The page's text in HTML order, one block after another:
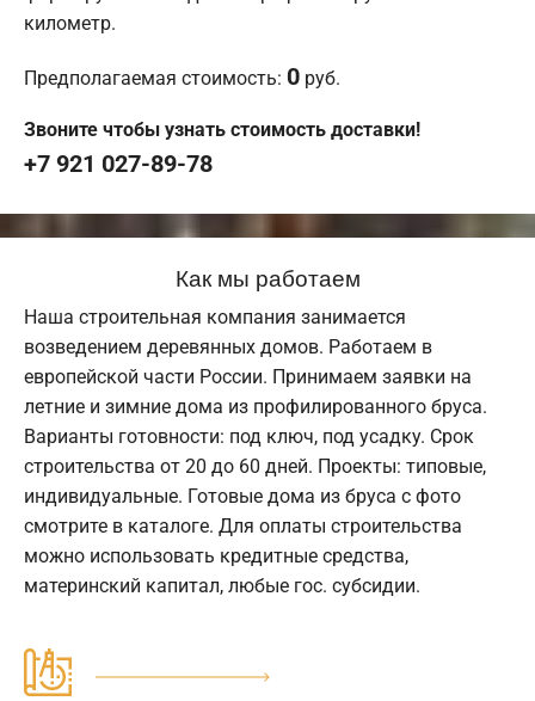
километр.
Предполагаемая стоимость: 0 руб.
Звоните чтобы узнать стоимость доставки!
+7 921 027-89-78
Как мы работаем
Наша строительная компания занимается
возведением деревянных домов. Работаем в
европейской части России. Принимаем заявки на
летние и зимние дома из профилированного бруса.
Варианты готовности: под ключ, под усадку. Срок
строительства от 20 до 60 дней. Проекты: типовые,
индивидуальные. Готовые дома из бруса с фото
смотрите в каталоге. Для оплаты строительства
можно использовать кредитные средства,
материнский капитал, любые гос. субсидии.